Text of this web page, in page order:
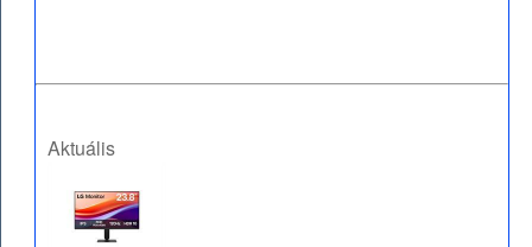
Aktuális